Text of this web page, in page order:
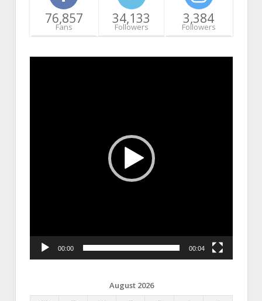
76,857
Fans
34,133
Followers
3,384
Followers
00:00 00:04
August 2026